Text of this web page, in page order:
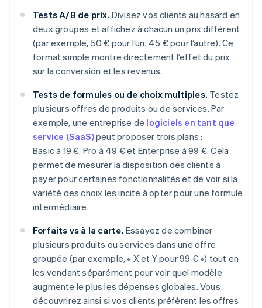
Tests A/B de prix. Divisez vos clients au hasard en
deux groupes et affichez à chacun un prix différent
(par exemple, 50 € pour l’un, 45 € pour l’autre). Ce
format simple montre directement l’effet du prix
sur la conversion et les revenus.
Tests de formules ou de choix multiples. Testez
plusieurs offres de produits ou de services. Par
exemple, une entreprise de logiciels en tant que
service (SaaS)peut proposer trois plans :
Basic à 19 €, Pro à 49 € et Enterprise à 99 €. Cela
permet de mesurer la disposition des clients à
payer pour certaines fonctionnalités et de voir si la
variété des choix les incite à opter pour une formule
intermédiaire.
Forfaits vs à la carte. Essayez de combiner
plusieurs produits ou services dans une offre
groupée (par exemple, « X et Y pour 99 € ») tout en
les vendant séparément pour voir quel modèle
augmente le plus les dépenses globales. Vous
découvrirez ainsi si vos clients préfèrent les offres